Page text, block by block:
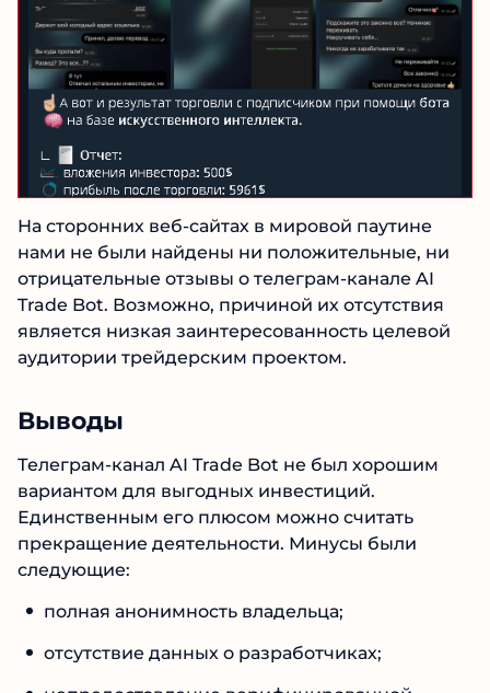
нами не были найдены ни положительные, ни
отрицательные отзывы о телеграм-канале AI
Trade Bot. Возможно, причиной их отсутствия
является низкая заинтересованность целевой
аудитории трейдерским проектом.
Выводы
вариантом для выгодных инвестиций.
Единственным его плюсом можно считать
прекращение деятельности. Минусы были
следующие: